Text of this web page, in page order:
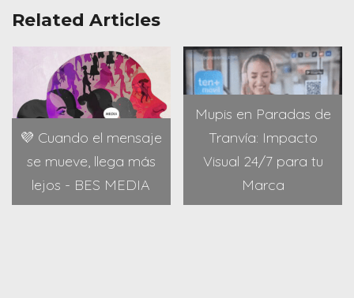
Related Articles
💜 Cuando el mensaje
se mueve, llega más
lejos - BES MEDIA
Mupis en Paradas de
Tranvía: Impacto
Visual 24/7 para tu
Marca